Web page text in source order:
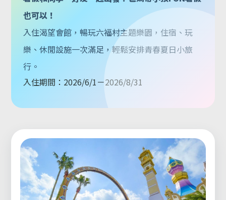
也可以！
入住渴望會館，暢玩六福村主題樂園，住宿、玩
樂、休閒設施一次滿足，輕鬆安排青春夏日小旅
行。
入住期間：2026/6/1－2026/8/31